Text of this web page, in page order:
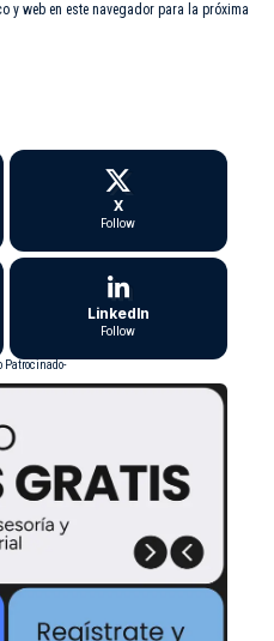
y web en este navegador para la próxima
X
Follow
LinkedIn
Follow
Patrocinado-